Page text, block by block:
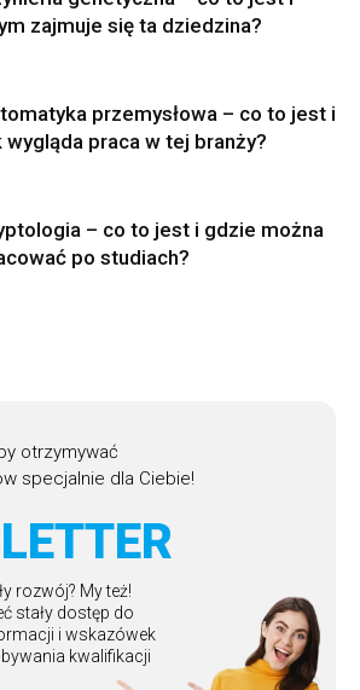
zajmuje się ta dziedzina?
przemysłowa – co to jest i
wygląda praca w tej branży?
– co to jest i gdzie można
po studiach?
otrzymywać
specjalnie dla Ciebie!
rozwój? My też!
stały dostęp do
i wskazówek
kwalifikacji